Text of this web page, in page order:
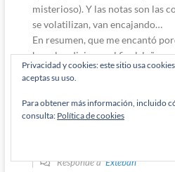
misterioso). Y las notas son las
se volatilizan, van encajando…
En resumen, que me encantó
hay algo divino, y al final, leñe,
0
Autor
Responde aExteban
Privacidad y cookies: este sitio usa
aceptas su uso.
Para obtener más información, incluido
consulta: Política de cookies